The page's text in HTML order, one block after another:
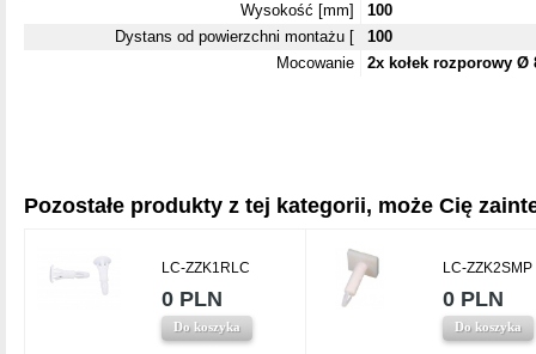
Wysokość [mm]
100
Dystans od powierzchni montażu [
100
Mocowanie
2x kołek rozporowy Ø
Pozostałe produkty z tej kategorii, może Cię
LC-ZZK1RLC
0 PLN
Do koszyka
LC-ZZK2SMP
0 PLN
Do koszyka